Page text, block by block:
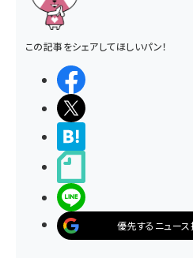
この記事をシェアしてほしいパン！
優先するニュー